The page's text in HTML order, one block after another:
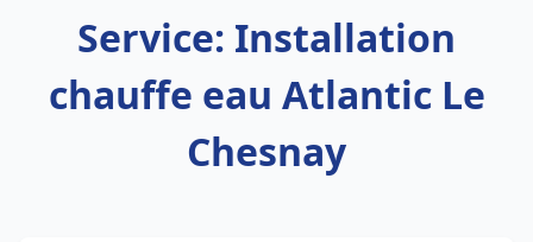
Service: Installation
chauffe eau Atlantic Le
Chesnay